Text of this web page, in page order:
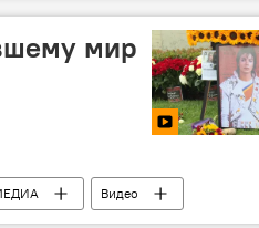
мир
Видео